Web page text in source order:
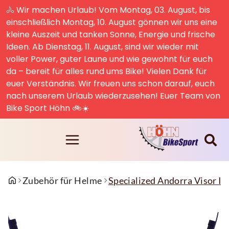
🚴 Wir machen Urlaub! Vom Montag, 03. August, bis
einschließlich Montag, 10. August gönnen wir uns eine
kleine Auszeit und tanken Sonne, Energie und frische
Ideen. Ab Dienstag, 11. August, sind wir wieder mit
voller Power, guter Laune und wie gewohnt für euch
da – bereit für alles rund ums Bike! Vielen Dank für
euer Verständnis. Wir freuen uns schon darauf, euch
nach unserem Urlaub wiederzusehen! Euer Team von
Bike Sport Höhn 🚲☀️
Zubehör für Helme Specialized Andorra Visor